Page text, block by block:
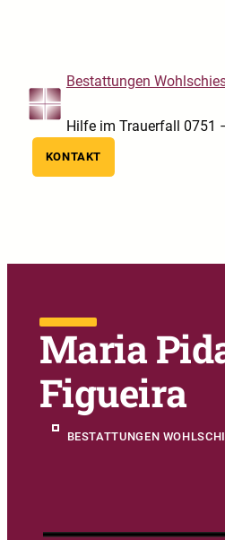
Bestattungen
Hilfe im Trauerfall 0751
KONTAKT
Maria
Figueira
BESTATTUNGEN